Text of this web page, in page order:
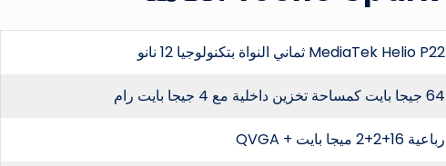
MediaTek Helio P22 ثماني النواة بتكنولوجيا 12 نانو
64 جيجا بايت كمساحة تخزين داخلية مع 4 جيجا بايت رام
رباعية 16+2+2 ميجا بايت + QVGA